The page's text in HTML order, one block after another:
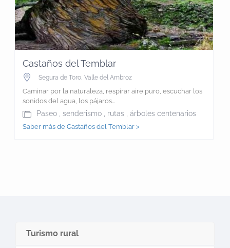
Castaños del Temblar
Segura de Toro, Valle del Ambroz
Caminar por la naturaleza, respirar aire puro, escuchar los
sonidos del agua, los pájaros...
Paseo , senderismo , rutas , árboles centenarios
Saber más de Castaños del Temblar >
Turismo rural